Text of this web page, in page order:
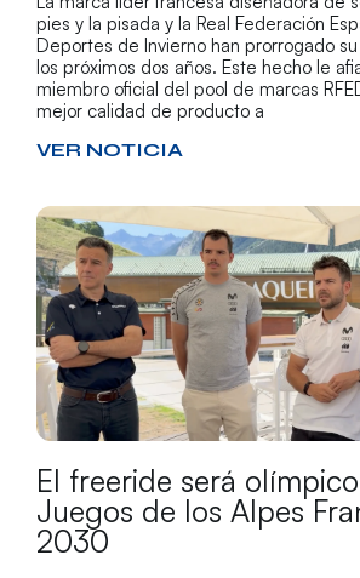
pies y la pisada y la Real Federación
Deportes de Invierno han prorrogado
los próximos dos años. Este hecho le
miembro oficial del pool de marcas
mejor calidad de producto a
VER NOTICIA
El freeride será
Juegos de los Alpes
2030